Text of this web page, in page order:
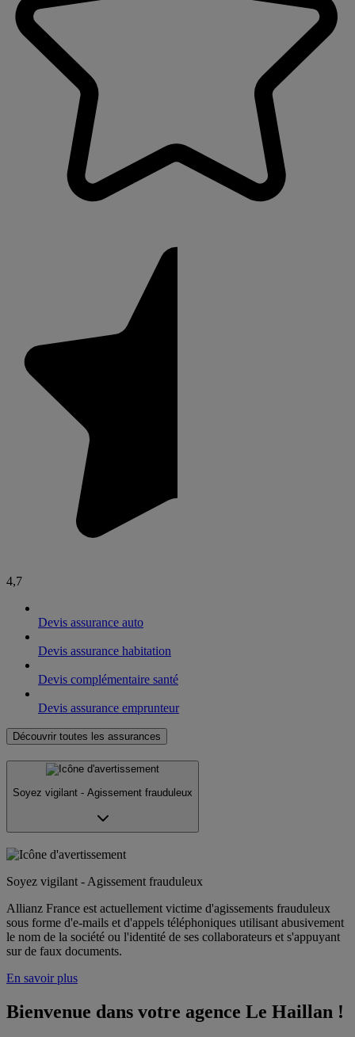
4,7
Devis assurance auto
Devis assurance habitation
Devis complémentaire santé
Devis assurance emprunteur
Découvrir toutes les assurances
Soyez vigilant - Agissement frauduleux
Soyez vigilant - Agissement frauduleux
Allianz France est actuellement victime d'agissements frauduleux
sous forme d'e-mails et d'appels téléphoniques utilisant abusivement
le nom de la société ou l'identité de ses collaborateurs et s'appuyant
sur de faux documents.
En savoir plus
Bienvenue dans votre agence Le Haillan !